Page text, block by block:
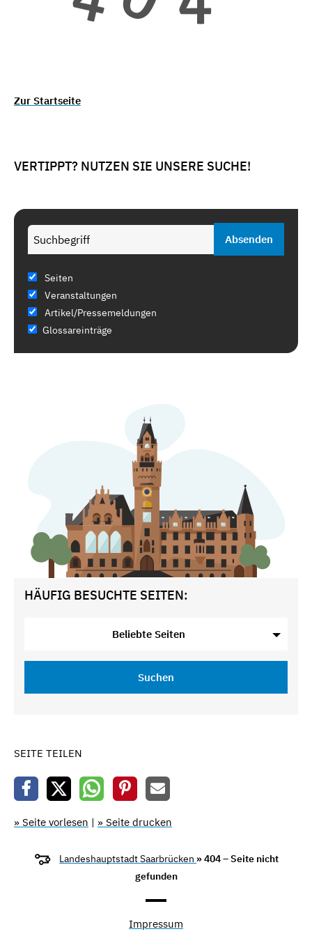
Zur Startseite
VERTIPPT? NUTZEN SIE UNSERE SUCHE!
Seiten
Veranstaltungen
Artikel/Pressemeldungen
Glossareinträge
HÄUFIG BESUCHTE SEITEN:
Beliebte Seiten
Suchen
SEITE TEILEN
» Seite vorlesen | » Seite drucken
Landeshauptstadt Saarbrücken » 404 – Seite nicht
gefunden
Impressum